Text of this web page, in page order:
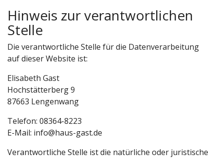
Hinweis zur verantwortlichen
Stelle
Die verantwortliche Stelle für die Datenverarbeitung
auf dieser Website ist:
Elisabeth Gast
Hochstätterberg 9
87663 Lengenwang
Telefon: 08364-8223
E-Mail: info@haus-gast.de
Verantwortliche Stelle ist die natürliche oder juristische